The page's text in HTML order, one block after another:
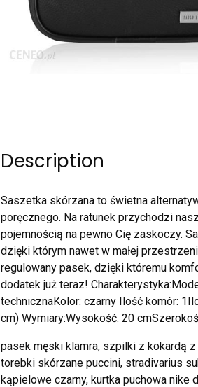
Description
Saszetka skórzana to świetna
poręcznego. Na ratunek przychodzi
pojemnością na pewno Cię zaskoczy.
dzięki którym nawet w małej
regulowany pasek, dzięki któremu
dodatek już teraz!
technicznaKolor: czarny Ilość komór:
cm) Wymiary:Wysokość: 20
pasek męski klamra, szpilki z kokardą
torebki skórzane puccini, stradivarius
kąpielowe czarny, kurtka puchowa nike